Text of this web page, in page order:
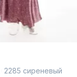
2285 сиреневый